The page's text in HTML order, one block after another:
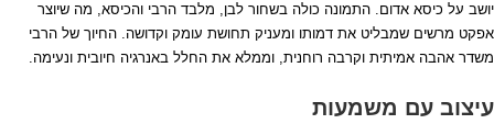
אדום
יושב על כיסא אדום. התמונה כולה בשחור לבן, מלבד הרבי והכיסא, מה שיוצר
אפקט מרשים שמבליט את דמותו ומעניק תחושת עומק וקדושה. החיוך של הרבי
משדר אהבה אמיתית וקרבה רוחנית, וממלא את החלל באנרגיה חיובית ונעימה.
עיצוב עם משמעות